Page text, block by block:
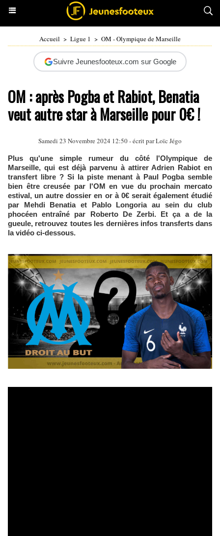
Accueil > Ligue 1 > OM - Olympique de Marseille
Suivre Jeunesfooteux.com sur Google
OM : après Pogba et Rabiot, Benatia
veut autre star à Marseille pour 0€ !
Samedi 23 Novembre 2024 12:50 - écrit parLoïc Jégo
Plus qu'une simple rumeur du côté l'Olympique de
Marseille, qui est déjà parvenu à attirer Adrien Rabiot en
transfert libre ? Si la piste menant à Paul Pogba semble
bien être creusée par l'OM en vue du prochain mercato
estival, un autre dossier en or à 0€ serait également étudié
par Mehdi Benatia et Pablo Longoria au sein du club
phocéen entraîné par Roberto De Zerbi. Et ça a de la
gueule, retrouvez toutes les dernières infos transferts dans
la vidéo ci-dessous.